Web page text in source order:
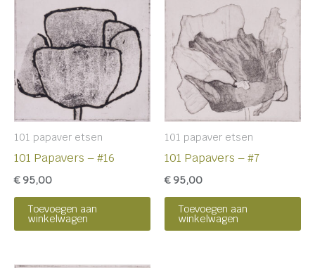
101 papaver etsen
101 Papavers – #16
€95,00
Toevoegen aan
winkelwagen
101 papaver etsen
101 Papavers – #7
€95,00
Toevoegen aan
winkelwagen